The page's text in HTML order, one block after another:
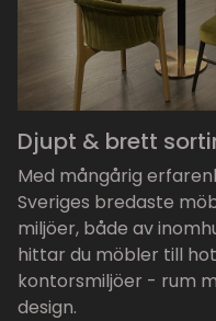
Djupt & brett
Med mångårig
Sveriges bredaste
miljöer, både av
hittar du möbler till
kontorsmiljöer - rum
design.